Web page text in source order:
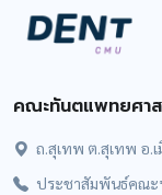
คณะทันตแพทยศาส
ถ.สุเทพ ต.สุเทพ อ.เ
ประชาสัมพันธ์คณะ